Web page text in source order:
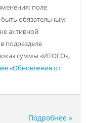
поле
обязательным;
активной
подразделе
суммы «ИТОГО»,
«Обновления от
Подробнее »